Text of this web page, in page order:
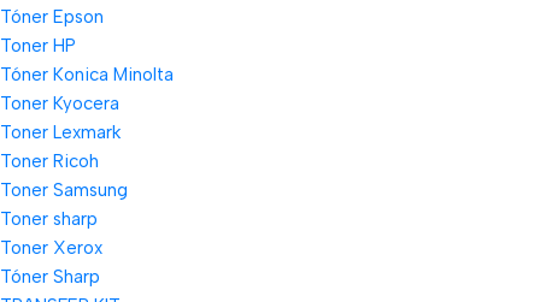
Tóner Epson
Toner HP
Tóner Konica Minolta
Toner Kyocera
Toner Lexmark
Toner Ricoh
Toner Samsung
Toner sharp
Toner Xerox
Tóner Sharp